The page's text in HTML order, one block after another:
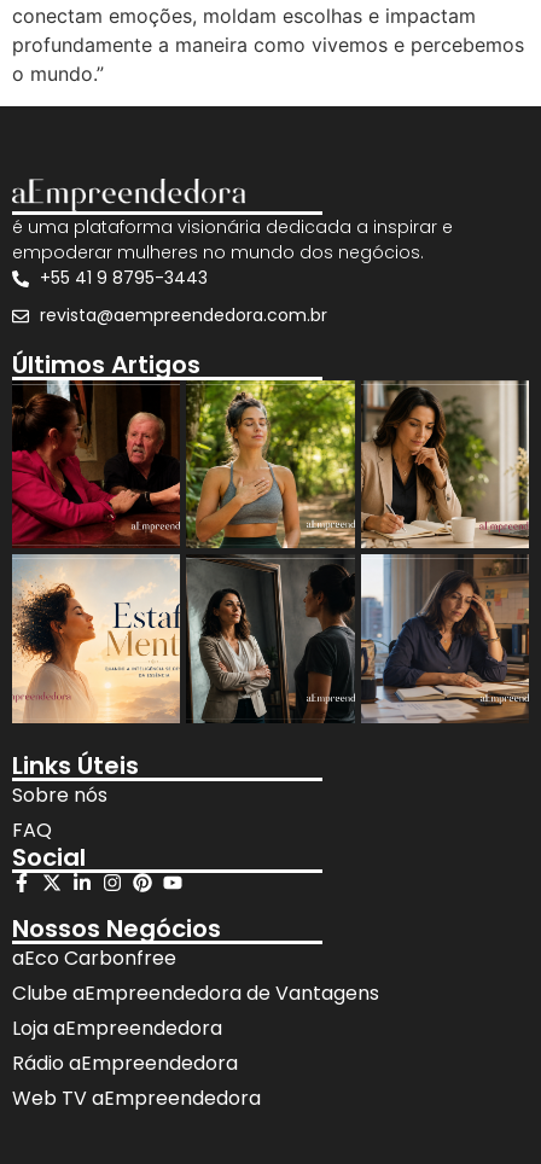
conectam emoções, moldam escolhas e impactam
profundamente a maneira como vivemos e percebemos
o mundo.”
é uma plataforma visionária dedicada a inspirar e
empoderar mulheres no mundo dos negócios.
+55 41 9 8795-3443
revista@aempreendedora.com.br
Últimos Artigos
Links Úteis
Sobre nós
FAQ
Social
Nossos Negócios
aEco Carbonfree
Clube aEmpreendedora de Vantagens
Loja aEmpreendedora
Rádio aEmpreendedora
Web TV aEmpreendedora